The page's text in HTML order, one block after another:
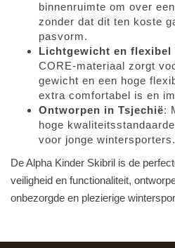
binnenruimte om over
zonder dat dit ten koste
pasvorm.
Lichtgewicht en flexibel
CORE-materiaal zorgt
gewicht en een hoge
extra comfortabel is en
Ontworpen in Tsjechië:
hoge
voor jonge wintersporters.
De Alpha Kinder Skibril is de
veiligheid en functionaliteit,
onbezorgde en plezierige